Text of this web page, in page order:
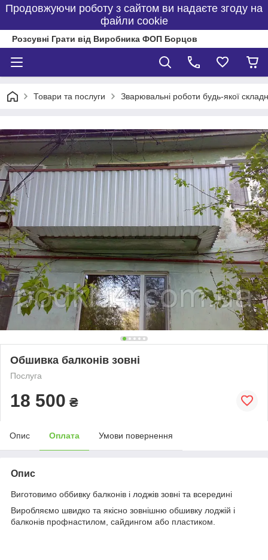
Продовжуючи роботу з сайтом ви надаєте згоду на
файли cookie
Розсувні Грати від Виробника ФОП Борцов
Товари та послуги Зварювальні роботи будь-якої
Обшивка балконів зовні
Послуга
18 500 ₴
Опис Оплата Умови повернення
Опис
Виготовимо оббивку балконів і лоджів зовні та всередині
Виробляємо швидко та якісно зовнішню обшивку лоджій і
балконів профнастилом, сайдингом або пластиком.